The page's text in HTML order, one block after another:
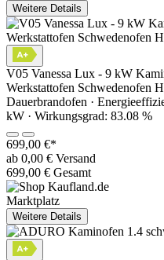
Weitere Details
V05 Vanessa Lux - 9 kW
Werkstattofen Schwedenofen
Dauerbrandofen ·
kW · Wirkungsgrad: 83.08 %
699,00 €*
ab 0,00 € Versand
699,00 € Gesamt
Marktplatz
Weitere Details